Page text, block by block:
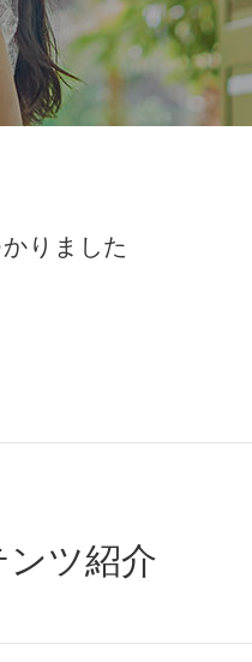
Chapel
Banquet
Food
Plan
りました
ツ紹介